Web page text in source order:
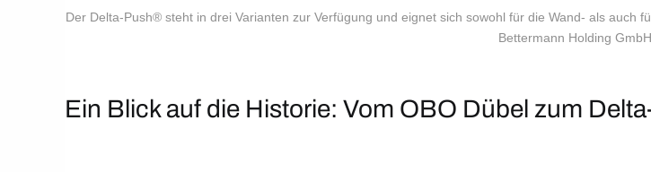
Der Delta-Push® steht in drei Varianten zur Verfügung und eignet sich sowohl für die Wand- als
Bettermann Holding
Ein Blick auf die Historie: Vom OBO Dübel zum